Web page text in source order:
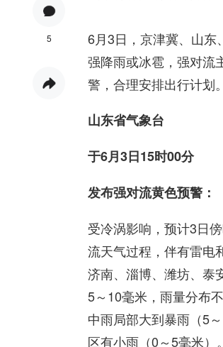
5
6月3日，京津冀、山东
强降雨或冰雹，强对流
警，合理安排出行计划。
山东省气象台
于6月3日15时00分
发布强对流黄色预警：
受冷涡影响，预计3日
流天气过程，伴有雷电
济南、淄博、潍坊、泰
5～10毫米，雨量分布
中雨局部大到暴雨（5
区有小雨（0～5毫米）。